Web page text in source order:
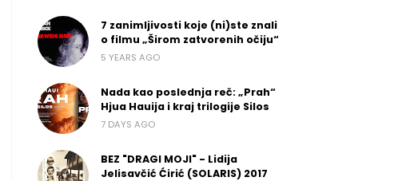
7 zanimljivosti koje (ni)ste znali
o filmu „Širom zatvorenih očiju“
5 YEARS AGO
Nada kao poslednja reč: „Prah“
Hjua Hauija i kraj trilogije Silos
7 DAYS AGO
BEZ "DRAGI MOJI" - Lidija
Jelisavčić Ćirić (SOLARIS) 2017